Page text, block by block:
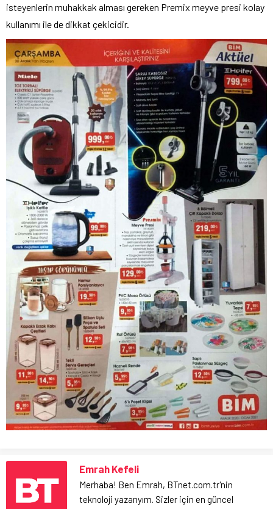
isteyenlerin muhakkak alması gereken Premix meyve presi kolay
kullanımı ile de dikkat çekicidir.
Emrah Kefeli
Merhaba! Ben Emrah, BTnet.com.tr'nin
teknoloji yazarıyım. Sizler için en güncel